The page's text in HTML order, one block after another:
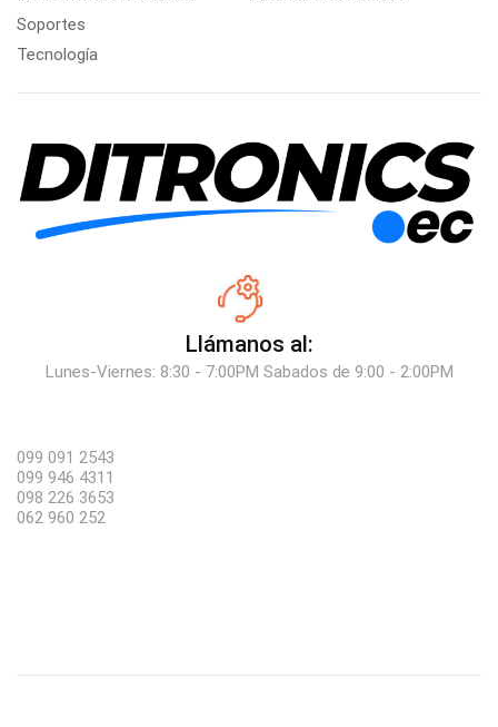
Soportes
Tecnología
Llámanos al:
Lunes-Viernes: 8:30 - 7:00PM Sabados de 9:00 - 2:00PM
099 091 2543
099 946 4311
098 226 3653
062 960 252